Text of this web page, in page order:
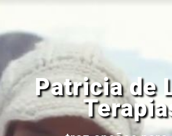
Patricia de